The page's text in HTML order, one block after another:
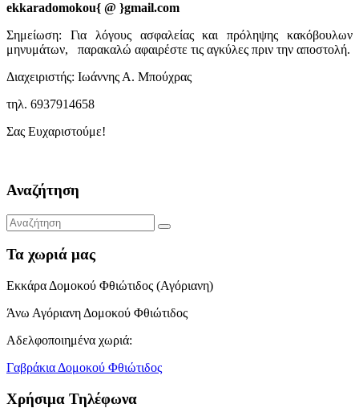
ekkaradomokou{ @ }gmail.com
Σημείωση: Για λόγους ασφαλείας και πρόληψης κακόβουλων
μηνυμάτων, παρακαλώ αφαιρέστε τις αγκύλες πριν την αποστολή.
Διαχειριστής: Ιωάννης Α. Μπούχρας
τηλ. 6937914658
Σας Ευχαριστούμε!
Αναζήτηση
Τα χωριά μας
Εκκάρα Δομοκού Φθιώτιδος (Αγόριανη)
Άνω Αγόριανη Δομοκού Φθιώτιδος
Αδελφοποιημένα χωριά:
Γαβράκια Δομοκού Φθιώτιδος
Χρήσιμα Τηλέφωνα